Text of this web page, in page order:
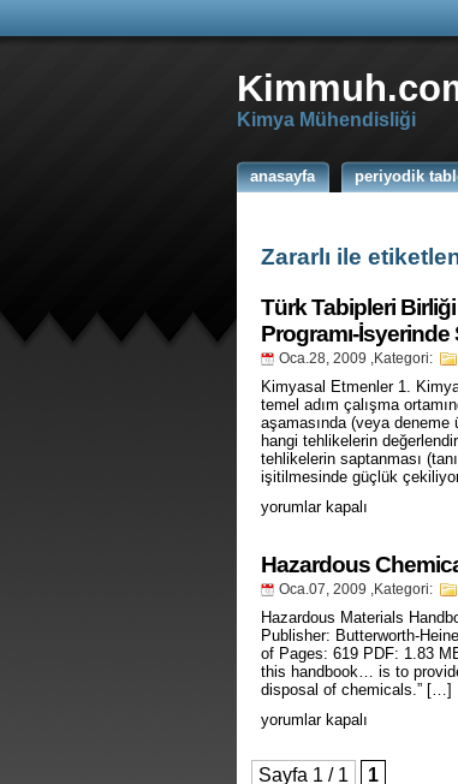
Kimya Mühendisliği
anasayfa periyodik
Zararlı ile
Türk Tabipleri
Programı-
Oca.28, 2009 ,Kategori:
Kimyasal Etmenler 1.
temel adım çalışma
aşamasında (veya deneme
hangi tehlikelerin
tehlikelerin saptanması
işitilmesinde güçlük
Türk
İşçi
Sağlığı
ve
İşyeri
Hekimliği
Temel
Eğitim
Programı-
İsyerinde
Sagliga
Kimyasal
Etmenler
yorumlar kapalı
Hazardous
Oca.07, 2009 ,Kategori:
Hazardous Materials
Publisher: Butterworth-
of Pages: 619 PDF: 1.83
this handbook… is to
disposal of chemicals.” […]
Hazardous
2nd
yorumlar kapalı
Sayfa 1 / 1 1